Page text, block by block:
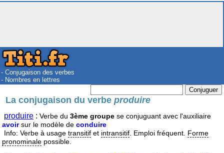
- Conjugaison des verbes
- Nombres en lettres
La conjugaison du verbeproduire
produire : Verbe du 3ème groupe se conjuguant avec l'auxiliaire
avoirsur le modèle de conduire
Info: Verbe à usage transitif et intransitif . Emploi fréquent. Forme
pronominale possible.